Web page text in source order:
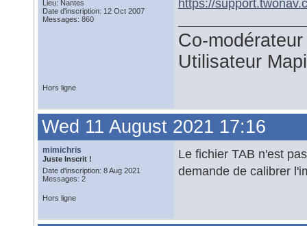
Lieu: Nantes
Date d'inscription: 12 Oct 2007
Messages: 860
https://
Co-
Utilisateur
Hors ligne
Wed 11 August 2021 17:16
mimichris
Juste Inscrit !
Date d'inscription: 8 Aug 2021
Messages: 2
Le fichier TAB n'est
demande de calibrer
Hors ligne